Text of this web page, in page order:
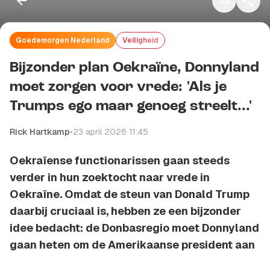
Goedemorgen Nederland Veiligheid
Bijzonder plan Oekraïne, Donnyland
moet zorgen voor vrede: 'Als je
Trumps ego maar genoeg streelt...'
Rick Hartkamp•23 april 2026 11:45
Oekraïense functionarissen gaan steeds
verder in hun zoektocht naar vrede in
Oekraïne. Omdat de steun van Donald Trump
daarbij cruciaal is, hebben ze een bijzonder
idee bedacht: de Donbasregio moet Donnyland
gaan heten om de Amerikaanse president aan